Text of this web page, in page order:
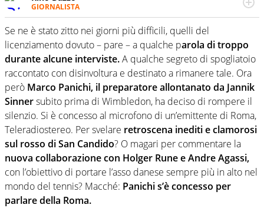
GIORNALISTA
Se mai ci fosse modo di traslare il glossario del calcio in
una nicchia di esperti, lui ne farebbe parte. Non si perde
una svista arbitrale né gli umori social del mondo delle
curve
Se ne è stato zitto nei giorni più difficili, quelli del
licenziamento dovuto – pare – a qualche parola di troppo
durante alcune interviste.A qualche segreto di spogliatoio
raccontato con disinvoltura e destinato a rimanere tale. Ora
però Marco Panichi, il preparatore allontanato da Jannik
Sinnersubito prima di Wimbledon, ha deciso di rompere il
silenzio. Si è concesso al microfono di un’emittente di Roma,
Teleradiostereo. Per svelare retroscena inediti e clamorosi
sul rosso di San Candido? O magari per commentare la
nuova collaborazione con Holger Rune e Andre Agassi,
con l’obiettivo di portare l’asso danese sempre più in alto nel
mondo del tennis? Macché: Panichi s’è concesso per
parlare della Roma.